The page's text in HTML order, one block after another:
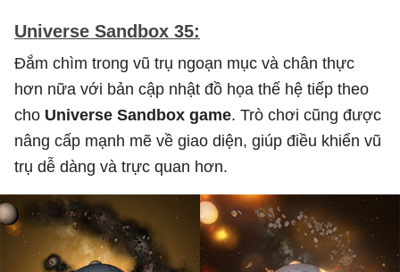
Universe Sandbox 35:
Đắm chìm trong vũ trụ ngoạn mục và chân thực
hơn nữa với bản cập nhật đồ họa thế hệ tiếp theo
cho Universe Sandbox game. Trò chơi cũng được
nâng cấp mạnh mẽ về giao diện, giúp điều khiển vũ
trụ dễ dàng và trực quan hơn.